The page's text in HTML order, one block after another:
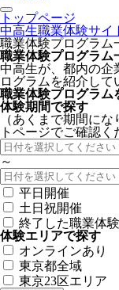
トップページ
中高生職業体験サイ
職業体験プログラム
職業体験プログラム
中高生が、都内の企
ログラムを紹介して
職業体験プログラム
体験期間で探す
（あくまで期間に
トページでご確認く
～
平日開催
土日祝開催
終了した職業体
体験エリアで探す
オンラインあり
東京都全域
東京23区エリア